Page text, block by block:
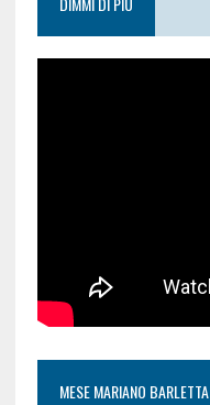
MESE MARIANO BARLETTA